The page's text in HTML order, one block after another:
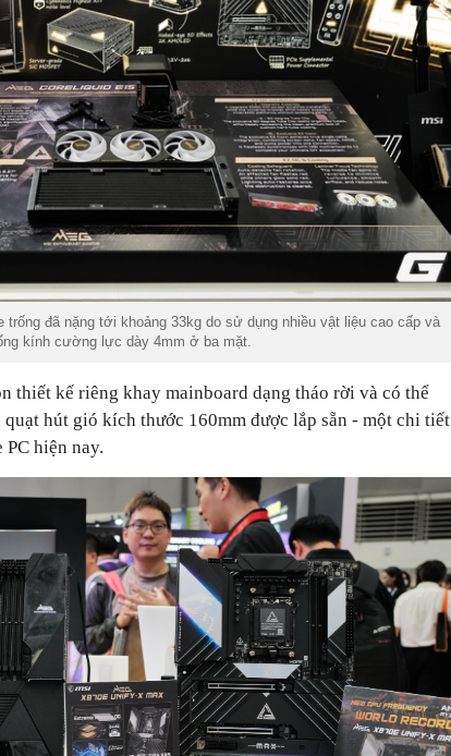
trống đã nặng tới khoảng 33kg do sử dụng nhiều vật liệu cao cấp và
kính cường lực dày 4mm ở ba mặt.
thiết kế riêng khay mainboard dạng tháo rời và có thể
quạt hút gió kích thước 160mm được lắp sẵn - một chi tiết
PC hiện nay.